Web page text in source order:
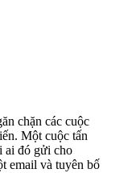
chặn các cuộc
Một cuộc tấn
ai đó gửi cho
email và tuyên bố